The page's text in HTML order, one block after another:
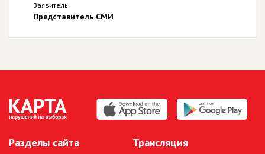
Заявитель
Представитель СМИ
Разделы сайта Трансляция